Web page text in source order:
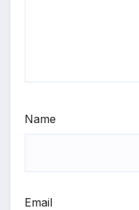
Name
Email